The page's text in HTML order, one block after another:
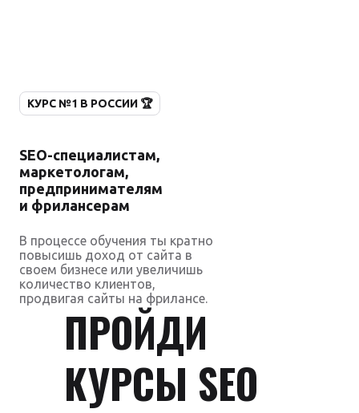
КУРС №1 В РОССИИ 🏆
SEO-специалистам,
маркетологам,
предпринимателям
и фрилансерам
В процессе обучения ты кратно
повысишь доход от сайта в
своем бизнесе или увеличишь
количество клиентов,
продвигая сайты на фрилансе.
ПРОЙДИ
КУРСЫ SEO